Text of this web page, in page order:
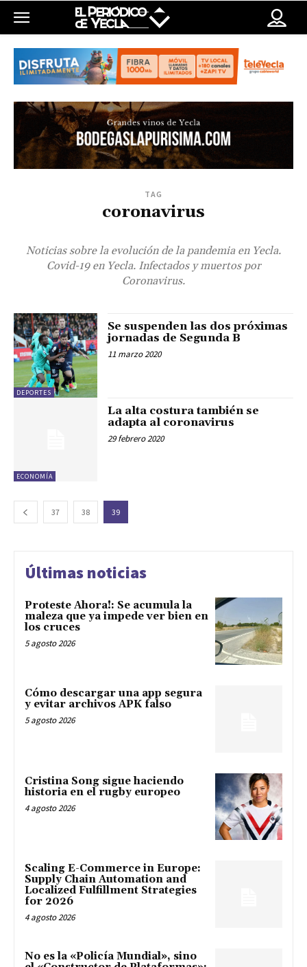
TAG
coronavirus
Noticias sobre la evolución de la pandemia en Yecla.
Covid-19 en Yecla. Infectados y muertos por
Coronavirus.
DEPORTES
Se suspenden las dos próximas
jornadas de Segunda B
11 marzo 2020
ECONOMÍA
La alta costura también se
adapta al coronavirus
29 febrero 2020
37 38 39
Últimas noticias
Proteste Ahora!: Se acumula la
maleza que ya impede ver bien en
los cruces
5 agosto 2026
Cómo descargar una app segura
y evitar archivos APK falso
5 agosto 2026
Cristina Song sigue haciendo
historia en el rugby europeo
4 agosto 2026
Scaling E-Commerce in Europe:
Supply Chain Automation and
Localized Fulfillment Strategies
for 2026
4 agosto 2026
No es la «Policía Mundial», sino